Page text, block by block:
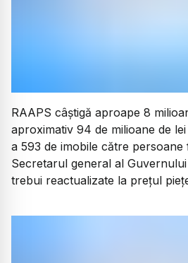
RAAPS câștigă aproape 8
aproximativ 94 de milioane de
a 593 de imobile către persoane
Secretarul general al
trebui reactualizate la prețul